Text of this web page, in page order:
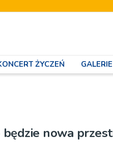
ŻYCZEŃ GALERIE
będzie nowa